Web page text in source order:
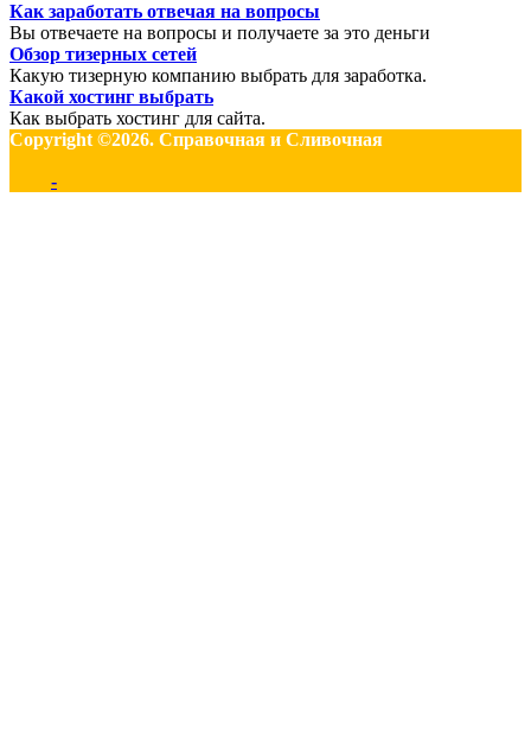
Как заработать отвечая на вопросы
Вы отвечаете на вопросы и получаете за это деньги
Обзор тизерных сетей
Какую тизерную компанию выбрать для заработка.
Какой хостинг выбрать
Как выбрать хостинг для сайта.
Copyright ©2026. Справочная и Сливочная
-